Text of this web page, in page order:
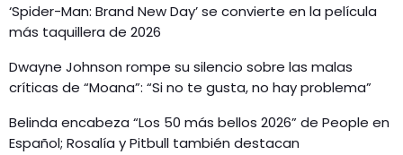
‘Spider-Man: Brand New Day’ se convierte en la película
más taquillera de 2026
Dwayne Johnson rompe su silencio sobre las malas
críticas de “Moana”: “Si no te gusta, no hay problema”
Belinda encabeza “Los 50 más bellos 2026” de People en
Español; Rosalía y Pitbull también destacan